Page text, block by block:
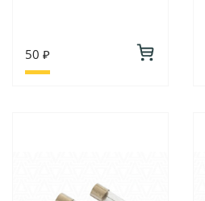
50 ₽